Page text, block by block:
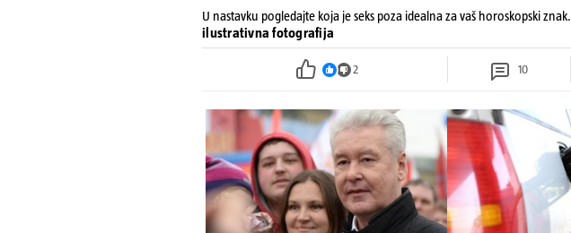
U nastavku pogledajte koja je seks poza idealna za vaš horoskopski znak.
ilustrativna fotografija
2 10